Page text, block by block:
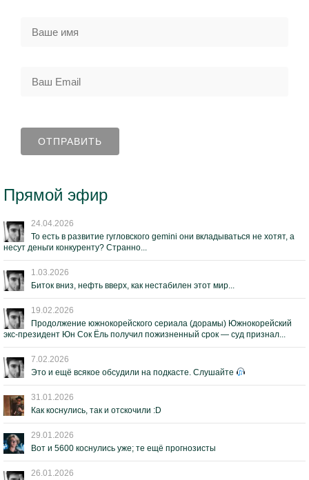
Прямой эфир
24.04.2026
То есть в развитие гугловского gemini они вкладываться не хотят, а
несут деньги конкуренту? Странно...
1.03.2026
Биток вниз, нефть вверх, как нестабилен этот мир...
19.02.2026
Продолжение южнокорейского сериала (дорамы) Южнокорейский
экс-президент Юн Сок Ёль получил пожизненный срок — суд признал...
7.02.2026
Это и ещё всякое обсудили на подкасте. Слушайте
31.01.2026
Как коснулись, так и отскочили :D
29.01.2026
Вот и 5600 коснулись уже; те ещё прогнозисты
26.01.2026